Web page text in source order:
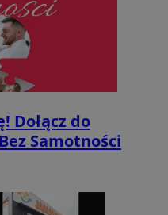
Dołącz do
Samotności